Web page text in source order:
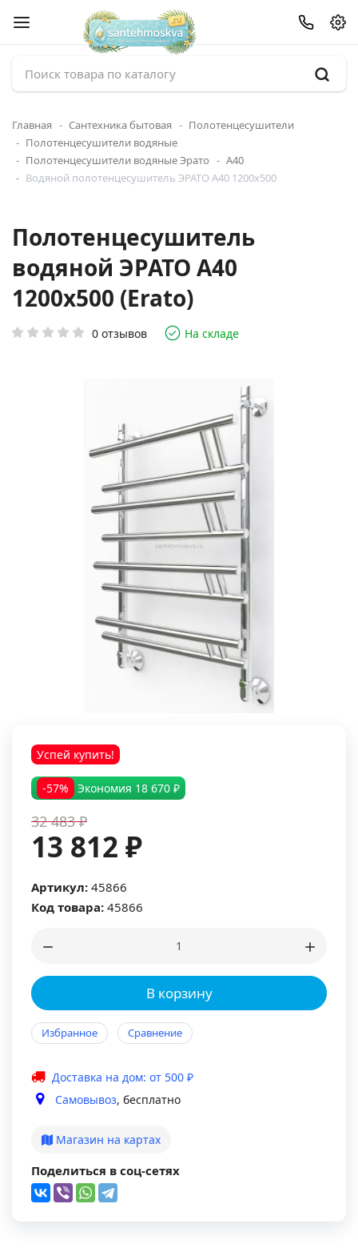
Главная Сантехника бытовая
Полотенцесушители
Полотенцесушители водяные
Полотенцесушители водяные Эрато
А40
Водяной полотенцесушитель ЭРАТО А40 1200x500
Полотенцесушитель
водяной ЭРАТО А40
1200x500 (Erato)
0 отзывов На складе
Успей купить!
-57% Экономия 18 670 ₽
32 483 ₽
13 812 ₽
Артикул: 45866
Код товара: 45866
В корзину
Избранное Сравнение
Доставка на дом: от 500 ₽
Самовывоз, бесплатно
Магазин на картах
Поделиться в соц-сетях